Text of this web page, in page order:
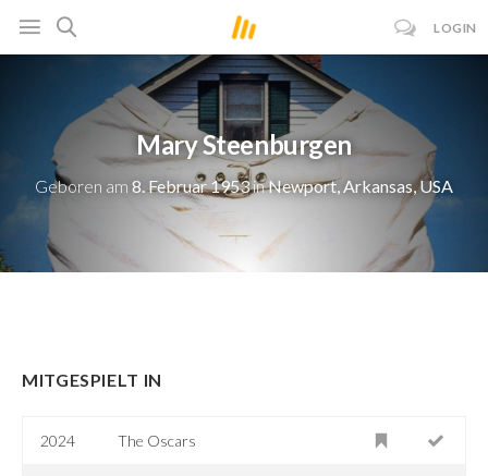
LOGIN
Mary Steenburgen
Geboren am 8. Februar 1953inNewport, Arkansas, USA
MITGESPIELT IN
2024 The Oscars